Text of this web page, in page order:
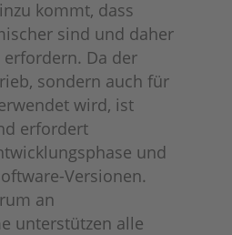
kommt, dass
sind und daher
Da der
sondern auch für
wird, ist
erfordert
und
Versionen.
an
unterstützen alle